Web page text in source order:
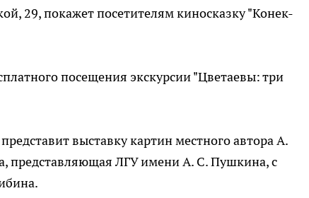
29, покажет посетителям киносказку "Конек-
посещения экскурсии "Цветаевы: три
выставку картин местного автора А.
представляющая ЛГУ имени А. С. Пушкина, с